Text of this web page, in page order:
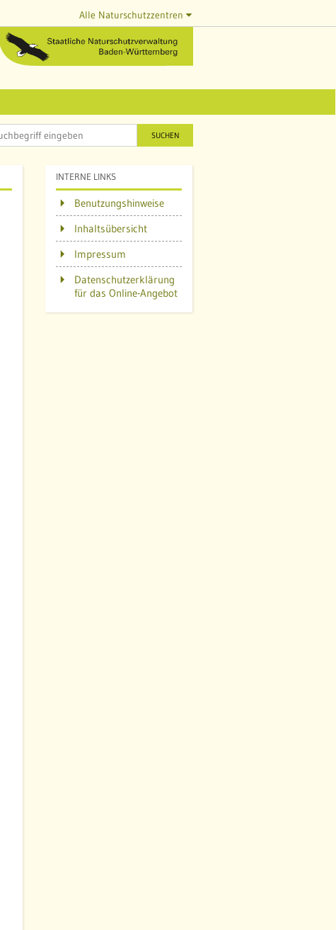
Alle Naturschutzzentren
SUCHEN
INTERNE LINKS
Benutzungshinweise
Inhaltsübersicht
Impressum
Datenschutzerklärung
für das Online-Angebot